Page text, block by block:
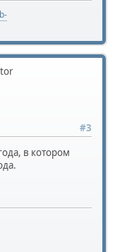
#3
в котором